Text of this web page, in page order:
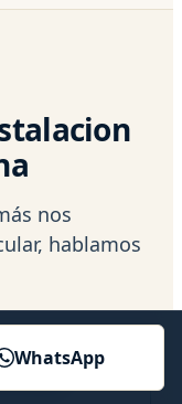
nos
hablamos
una
WhatsApp